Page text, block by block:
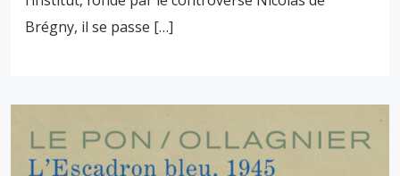
Brégny, il se passe […]